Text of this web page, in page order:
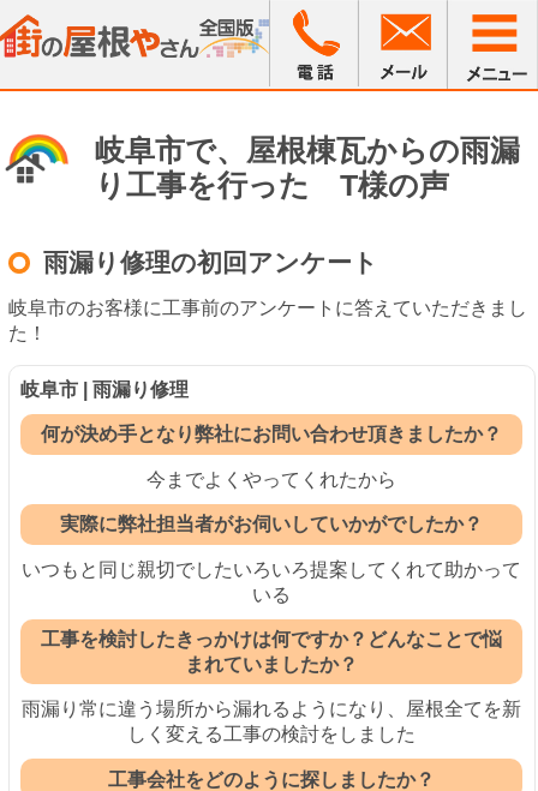
岐阜市で、屋根棟瓦からの雨漏
り工事を行った T様の声
雨漏り修理の初回アンケート
岐阜市のお客様に工事前のアンケートに答えていただきまし
た！
岐阜市 | 雨漏り修理
何が決め手となり弊社にお問い合わせ頂きましたか？
今までよくやってくれたから
実際に弊社担当者がお伺いしていかがでしたか？
いつもと同じ親切でしたいろいろ提案してくれて助かって
いる
工事を検討したきっかけは何ですか？どんなことで悩
まれていましたか？
雨漏り常に違う場所から漏れるようになり、屋根全てを新
しく変える工事の検討をしました
工事会社をどのように探しましたか？